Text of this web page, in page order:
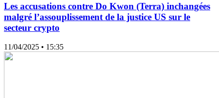
Les accusations contre Do Kwon (Terra) inchangées
malgré l’assouplissement de la justice US sur le
secteur crypto
11/04/2025 • 15:35